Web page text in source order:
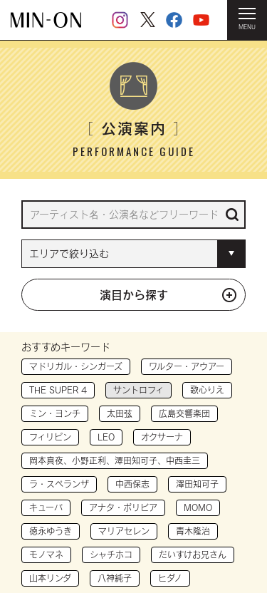
MENU
HOME ＞ 公演案内
［公演案内］
PERFORMANCE GUIDE
演目から探す
おすすめキーワード
マドリガル・シンガーズ ワルター・アウアー
THE SUPER 4 サントロフィ 歌心りえ
ミン・ヨンチ 太田弦 広島交響楽団
フィリピン LEO オクサーナ
岡本真夜、小野正利、澤田知可子、中西圭三
ラ・スペランザ 中西保志 澤田知可子
キューバ アナタ・ボリビア MOMO
徳永ゆうき マリアセレン 青木隆治
モノマネ シャチホコ だいすけお兄さん
山本リンダ 八神純子 ヒダノ